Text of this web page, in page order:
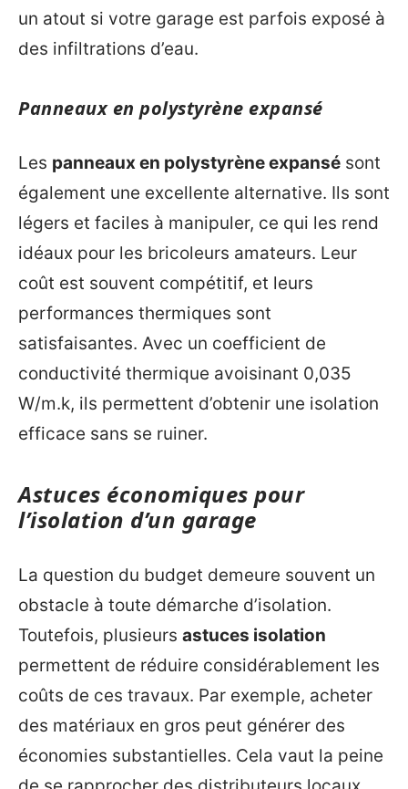
un atout si votre garage est parfois exposé à
des infiltrations d’eau.
Panneaux en polystyrène expansé
Les panneaux en polystyrène expansé sont
également une excellente alternative. Ils sont
légers et faciles à manipuler, ce qui les rend
idéaux pour les bricoleurs amateurs. Leur
coût est souvent compétitif, et leurs
performances thermiques sont
satisfaisantes. Avec un coefficient de
conductivité thermique avoisinant 0,035
W/m.k, ils permettent d’obtenir une isolation
efficace sans se ruiner.
Astuces économiques pour
l’isolation d’un garage
La question du budget demeure souvent un
obstacle à toute démarche d’isolation.
Toutefois, plusieurs astuces isolation
permettent de réduire considérablement les
coûts de ces travaux. Par exemple, acheter
des matériaux en gros peut générer des
économies substantielles. Cela vaut la peine